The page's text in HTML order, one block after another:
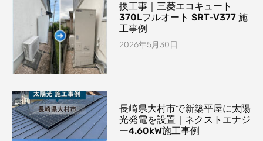
換工事｜三菱エコキュート
370Lフルオート SRT-V377 施
工事例
2026年5月30日
長崎県大村市で新築平屋に太陽
光発電を設置｜ネクストエナジ
ー4.60kW施工事例